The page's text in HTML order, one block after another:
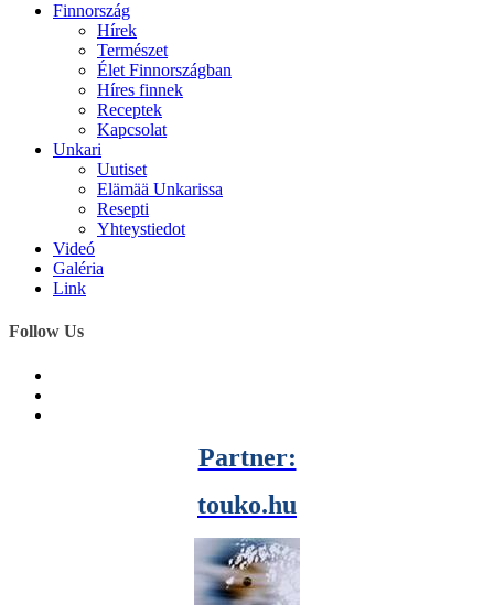
Finnország
Hírek
Természet
Élet Finnországban
Híres finnek
Receptek
Kapcsolat
Unkari
Uutiset
Elämää Unkarissa
Resepti
Yhteystiedot
Videó
Galéria
Link
Follow Us
Partner:
touko.hu